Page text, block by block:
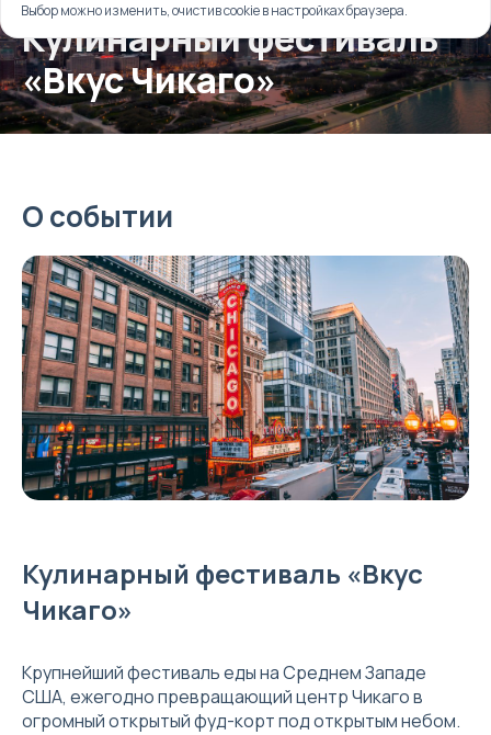
Кулинарный фестиваль
«Вкус Чикаго»
О событии
Кулинарный фестиваль «Вкус
Чикаго»
Крупнейший фестиваль еды на Среднем Западе
США, ежегодно превращающий центр Чикаго в
огромный открытый фуд-корт под открытым небом.
Выбор можно изменить, очистив cookie в настройках браузера.